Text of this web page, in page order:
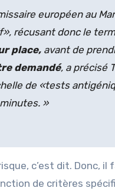
européen au
récusant donc le
place, avantde
demandé, a précisé
de «tests
»
c’est dit. Donc,
de critères